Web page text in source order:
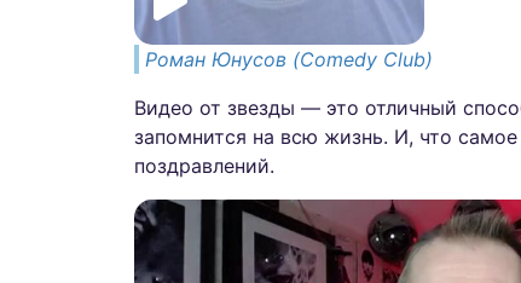
Роман Юнусов (Comedy Club)
Видео от звезды — это отличный
запомнится на всю жизнь. И, что
поздравлений.